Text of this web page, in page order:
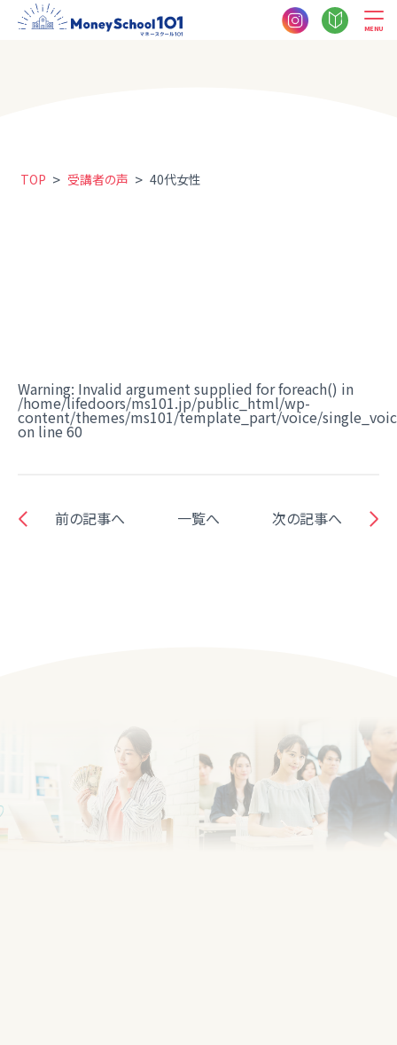
MENU
TOP > 受講者の声 > 40代女性
Warning: Invalid argument supplied for foreach() in
/home/lifedoors/ms101.jp/public_html/wp-
content/themes/ms101/template_part/voice/
on line 60
前の記事へ 一覧へ 次の記事へ